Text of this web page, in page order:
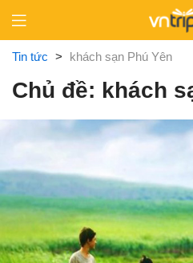
content
Tin tức > khách sạn Phú Yên
Chủ đề: khách